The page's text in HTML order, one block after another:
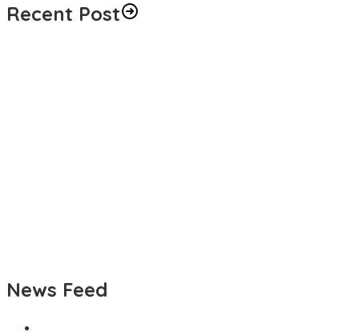
Recent Post
News Feed